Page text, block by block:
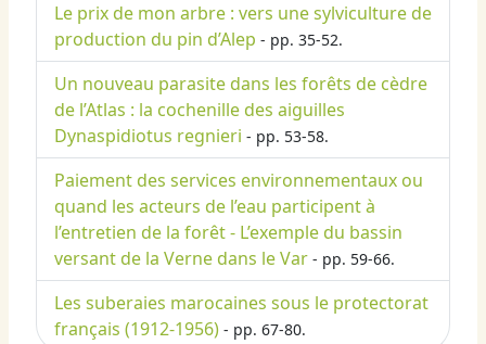
Le prix de mon arbre : vers une sylviculture de
production du pin d’Alep - pp. 35-52.
Un nouveau parasite dans les forêts de cèdre
de l’Atlas : la cochenille des aiguilles
Dynaspidiotus regnieri - pp. 53-58.
Paiement des services environnementaux ou
quand les acteurs de l’eau participent à
l’entretien de la forêt - L’exemple du bassin
versant de la Verne dans le Var - pp. 59-66.
Les suberaies marocaines sous le protectorat
français (1912-1956) - pp. 67-80.